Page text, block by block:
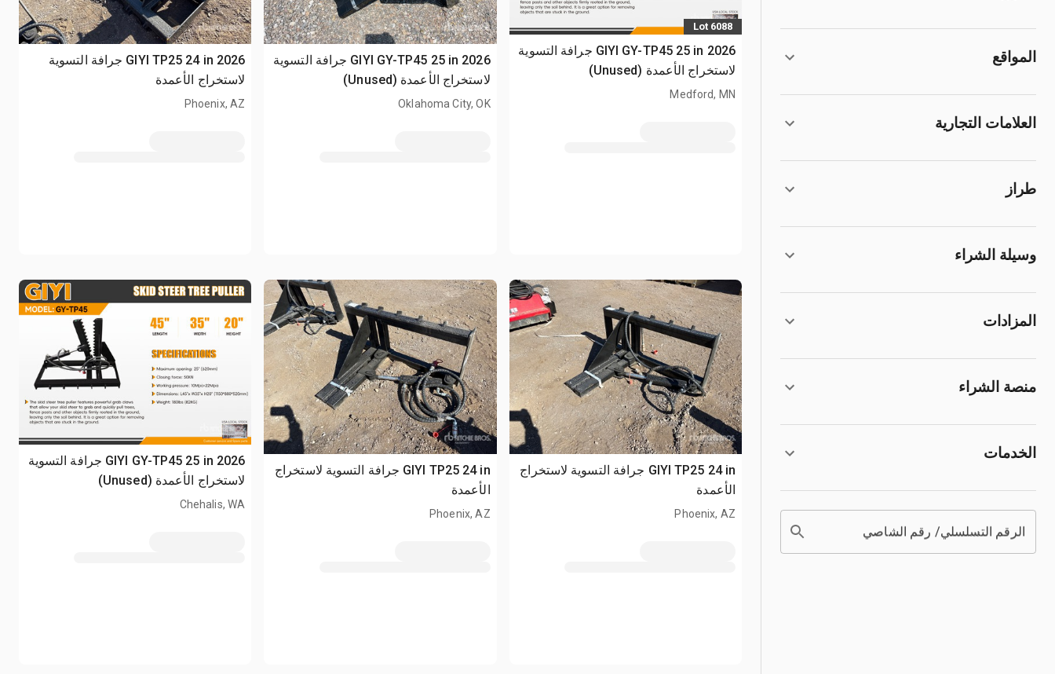
المواقع
العلامات التجارية
طراز
وسيلة الشراء
المزادات
منصة الشراء
الخدمات
الرقم التسلسلي/ رقم الشاصي
Lot 6088
2026 GIYI GY-TP45 25 in جرافة التسوية
لاستخراج الأعمدة (Unused)
Medford, MN
2026 GIYI GY-TP45 25 in جرافة التسوية
لاستخراج الأعمدة (Unused)
Oklahoma City, OK
2026 GIYI TP25 24 in جرافة التسوية
لاستخراج الأعمدة
Phoenix, AZ
GIYI TP25 24 in جرافة التسوية لاستخراج
الأعمدة
Phoenix, AZ
GIYI TP25 24 in جرافة التسوية لاستخراج
الأعمدة
Phoenix, AZ
2026 GIYI GY-TP45 25 in جرافة التسوية
لاستخراج الأعمدة (Unused)
Chehalis, WA